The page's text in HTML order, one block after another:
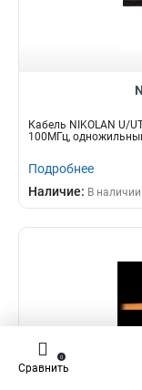
Кабель NIKOLAN U/
100МГц,
Подробнее
Наличие: В наличии
Сравнить
0